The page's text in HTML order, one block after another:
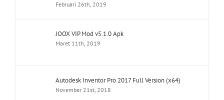
Februari 26th, 2019
JOOX VIP Mod v5.1.0 Apk
Maret 11th, 2019
Autodesk Inventor Pro 2017 Full Version (x64)
November 21st, 2018